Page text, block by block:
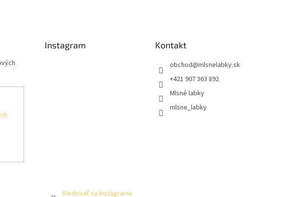
Instagram
Sledovať na Instagrame
Kontakt
obchod@mlsnelabky.sk
+421 907 363 892
Mlsné labky
mlsne_labky